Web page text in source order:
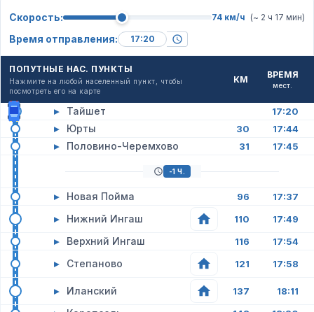
Скорость: 74 км/ч (~ 2 ч 17 мин)
Время отправления:
ПОПУТНЫЕ НАС. ПУНКТЫ
Нажмите на любой населенный пункт, чтобы
посмотреть его на карте
КМ ВРЕМЯ
мест.
▸ Тайшет 17:20
▸ Юрты 30 17:44
▸ Половино-Черемхово 31 17:45
-1 Ч.
▸ Новая Пойма 96 17:37
▸ Нижний Ингаш 110 17:49
▸ Верхний Ингаш 116 17:54
▸ Степаново 121 17:58
▸ Иланский 137 18:11